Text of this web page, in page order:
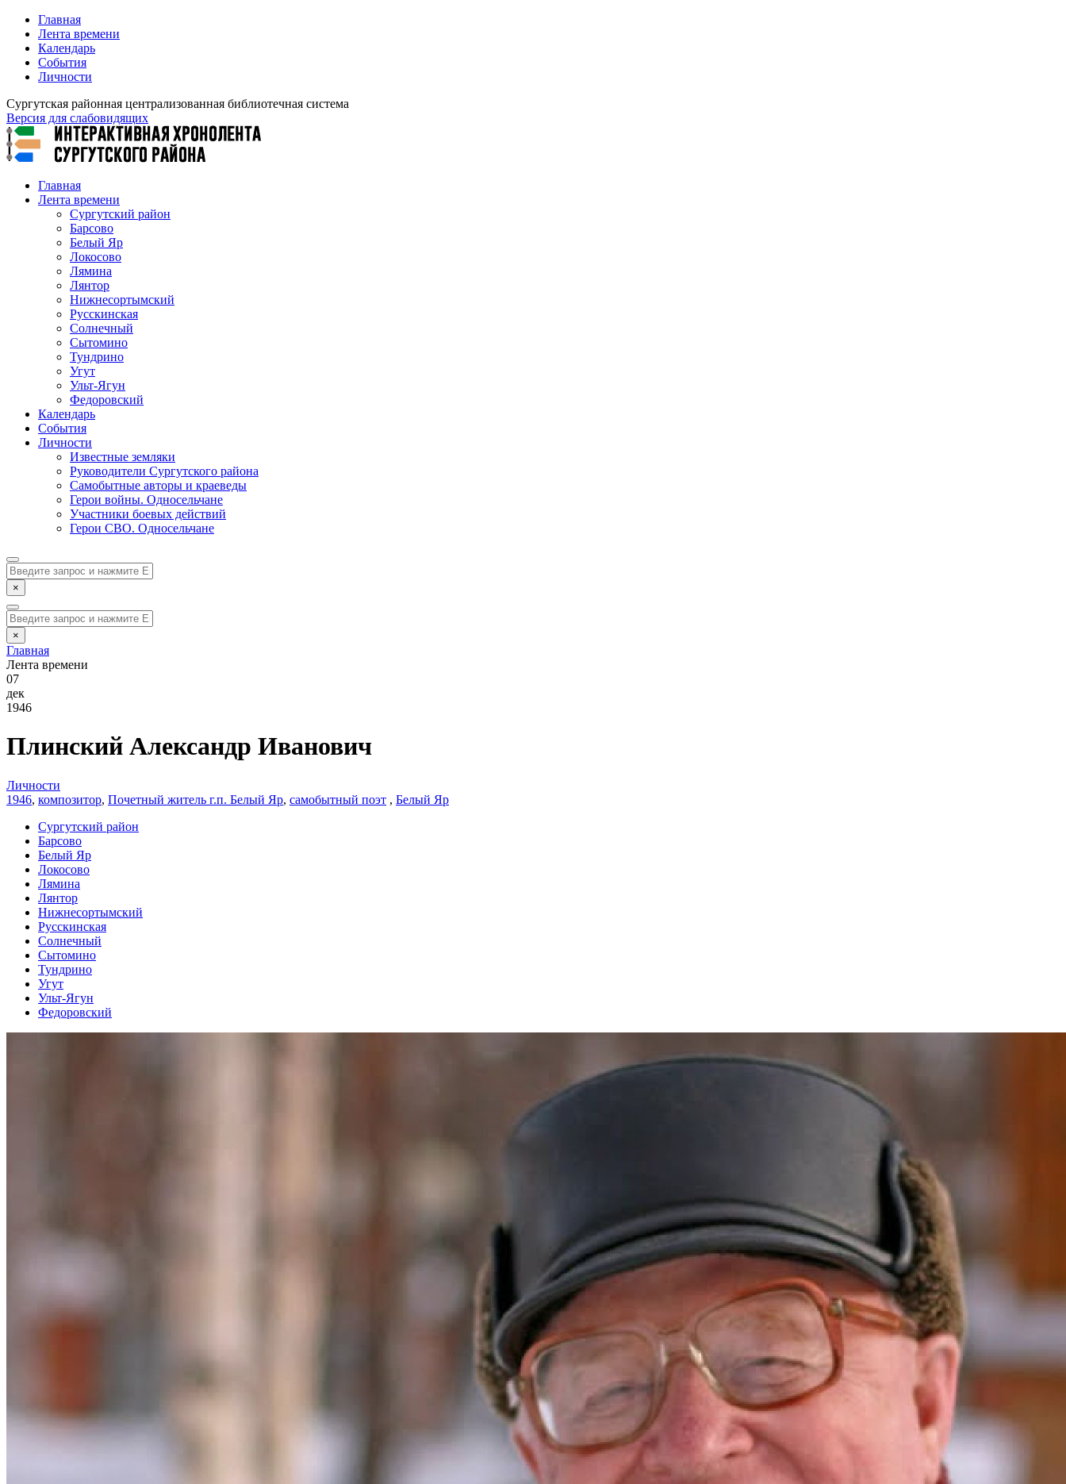
Главная
Лента времени
Календарь
События
Личности
Сургутская районная централизованная библиотечная система
Версия для слабовидящих
Главная
Лента времени
Сургутский район
Барсово
Белый Яр
Локосово
Лямина
Лянтор
Нижнесортымский
Русскинская
Солнечный
Сытомино
Тундрино
Угут
Ульт-Ягун
Федоровский
Календарь
События
Личности
Известные земляки
Руководители Сургутского района
Самобытные авторы и краеведы
Герои войны. Односельчане
Участники боевых действий
Герои СВО. Односельчане
×
×
Главная
Лента времени
07
дек
1946
Плинский Александр Иванович
Личности
1946, композитор, Почетный житель г.п. Белый Яр, самобытный поэт , Белый Яр
Сургутский район
Барсово
Белый Яр
Локосово
Лямина
Лянтор
Нижнесортымский
Русскинская
Солнечный
Сытомино
Тундрино
Угут
Ульт-Ягун
Федоровский